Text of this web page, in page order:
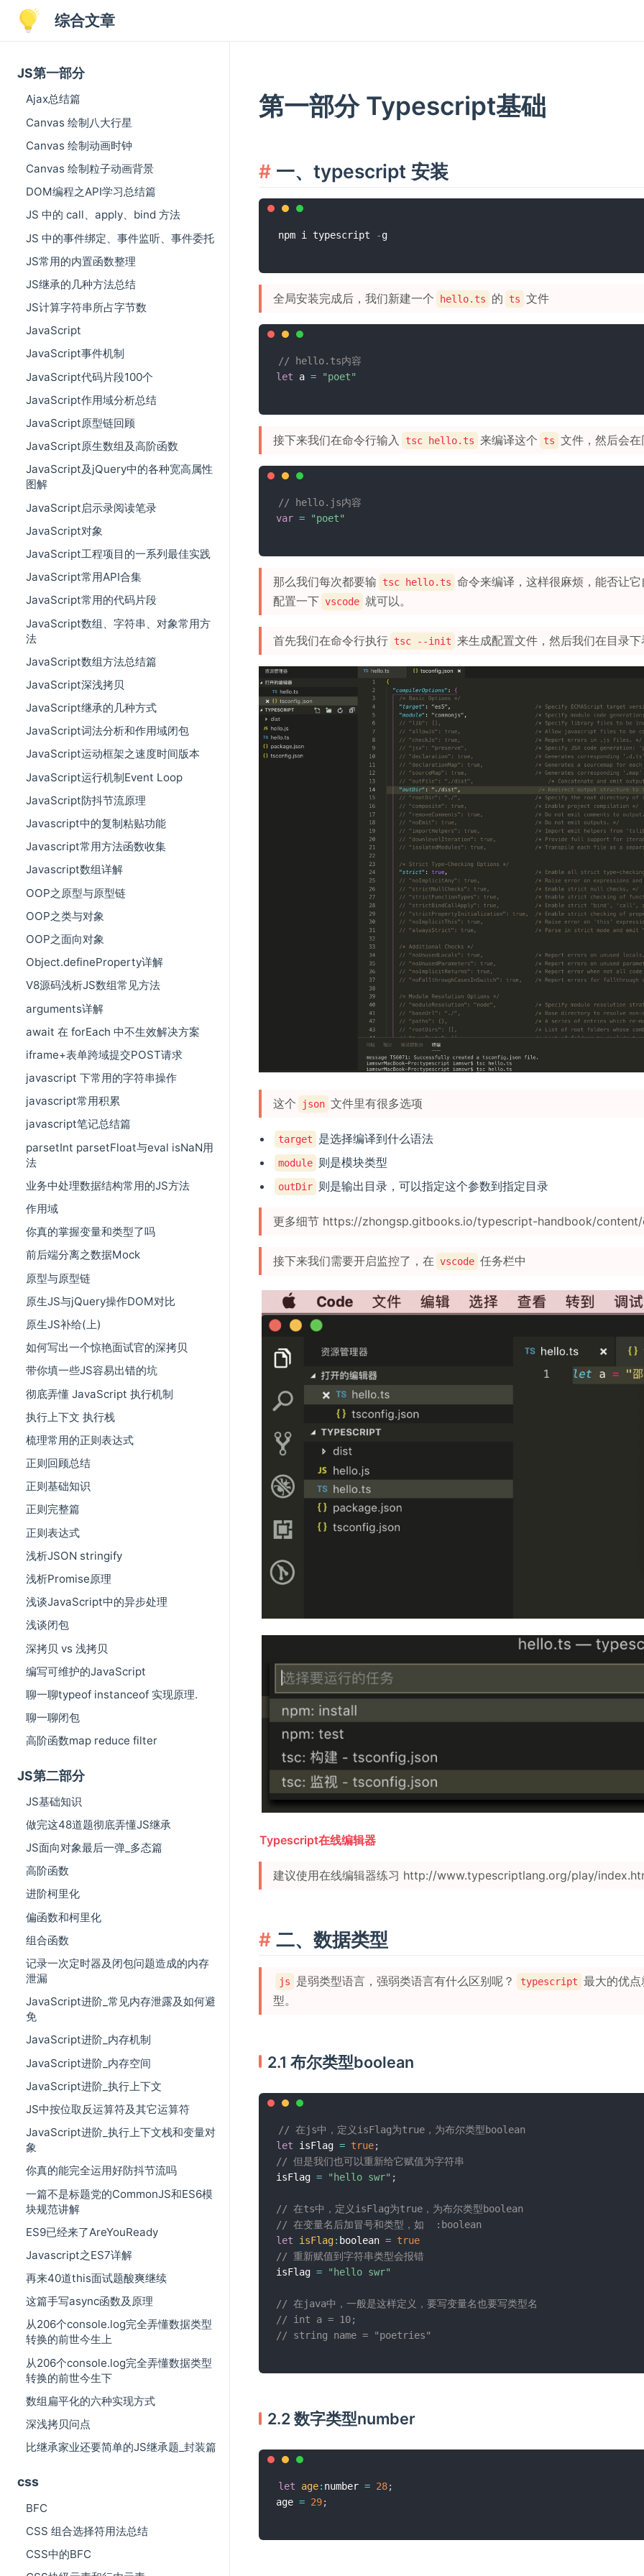
综合文章
JS第一部分
Ajax总结篇
Canvas 绘制八大行星
Canvas 绘制动画时钟
Canvas 绘制粒子动画背景
DOM编程之API学习总结篇
JS 中的 call、apply、bind 方法
JS 中的事件绑定、事件监听、事件委托
JS常用的内置函数整理
JS继承的几种方法总结
JS计算字符串所占字节数
JavaScript
JavaScript事件机制
JavaScript代码片段100个
JavaScript作用域分析总结
JavaScript原型链回顾
JavaScript原生数组及高阶函数
JavaScript及jQuery中的各种宽高属性
图解
JavaScript启示录阅读笔录
JavaScript对象
JavaScript工程项目的一系列最佳实践
JavaScript常用API合集
JavaScript常用的代码片段
JavaScript数组、字符串、对象常用方
法
JavaScript数组方法总结篇
JavaScript深浅拷贝
JavaScript继承的几种方式
JavaScript词法分析和作用域闭包
JavaScript运动框架之速度时间版本
JavaScript运行机制Event Loop
JavaScript防抖节流原理
Javascript中的复制粘贴功能
Javascript常用方法函数收集
Javascript数组详解
OOP之原型与原型链
OOP之类与对象
OOP之面向对象
Object.defineProperty详解
V8源码浅析JS数组常见方法
arguments详解
await 在 forEach 中不生效解决方案
iframe+表单跨域提交POST请求
javascript 下常用的字符串操作
javascript常用积累
javascript笔记总结篇
parsetInt parsetFloat与eval isNaN用
法
业务中处理数据结构常用的JS方法
作用域
你真的掌握变量和类型了吗
前后端分离之数据Mock
原型与原型链
原生JS与jQuery操作DOM对比
原生JS补给(上)
如何写出一个惊艳面试官的深拷贝
带你填一些JS容易出错的坑
彻底弄懂 JavaScript 执行机制
执行上下文 执行栈
梳理常用的正则表达式
正则回顾总结
正则基础知识
正则完整篇
正则表达式
浅析JSON stringify
浅析Promise原理
浅谈JavaScript中的异步处理
浅谈闭包
深拷贝 vs 浅拷贝
编写可维护的JavaScript
聊一聊typeof instanceof 实现原理.
聊一聊闭包
高阶函数map reduce filter
JS第二部分
JS基础知识
做完这48道题彻底弄懂JS继承
JS面向对象最后一弹_多态篇
高阶函数
进阶柯里化
偏函数和柯里化
组合函数
记录一次定时器及闭包问题造成的内存
泄漏
JavaScript进阶_常见内存泄露及如何避
免
JavaScript进阶_内存机制
JavaScript进阶_内存空间
JavaScript进阶_执行上下文
JS中按位取反运算符及其它运算符
JavaScript进阶_执行上下文栈和变量对
象
你真的能完全运用好防抖节流吗
一篇不是标题党的CommonJS和ES6模
块规范讲解
ES9已经来了AreYouReady
Javascript之ES7详解
再来40道this面试题酸爽继续
这篇手写async函数及原理
从206个console.log完全弄懂数据类型
转换的前世今生上
从206个console.log完全弄懂数据类型
转换的前世今生下
数组扁平化的六种实现方式
深浅拷贝问点
比继承家业还要简单的JS继承题_封装篇
css
BFC
CSS 组合选择符用法总结
CSS中的BFC
第一部分 Typescript基础
一、typescript 安装
npm i typescript -
全局安装完成后，我们新建一个 hello.ts 的 ts 文件
// hello.ts内容
let a = "poet"
接下来我们在命令行输入 tsc hello.ts 来编译这个 ts 文件，然后会
// hello.js内容
var = "poet"
那么我们每次都要输 tsc hello.ts 命令来编译，这样很麻烦，能否让
配置一下 vscode 就可以。
首先我们在命令行执行 tsc --init 来生成配置文件，然后我们在目录
这个 json 文件里有很多选项
target 是选择编译到什么语法
module 则是模块类型
outDir 则是输出目录，可以指定这个参数到指定目录
更多细节 https://zhongsp.gitbooks.io/typescript-handbook/
接下来我们需要开启监控了，在 vscode 任务栏中
Typescript在线编辑器
建议使用在线编辑器练习 http://www.typescriptlang.org/play/
二、数据类型
js 是弱类型语言，强弱类语言有什么区别呢？ typescript 最大的优
型。
2.1 布尔类型boolean
// 在js中，定义isFlag为true，为布尔类型boolean
let isFlag = true;
// 但是我们也可以重新给它赋值为字符串
isFlag = "hello swr" ;
// 在ts中，定义isFlag为true，为布尔类型boolean
// 在变量名后加冒号和类型，如  :boolean
let
isFlag: boolean = true
// 重新赋值到字符串类型会报错
isFlag = "hello swr"
// 在java中，一般是这样定义，要写变量名也要写类型名
// int a = 10;
// string name = "poetries"
2.2 数字类型number
let age: number = 28;
age = 29;